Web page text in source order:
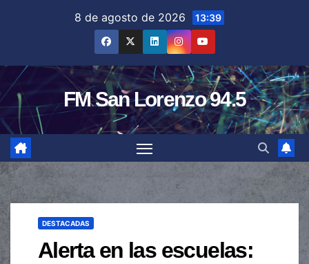
8 de agosto de 2026 13:39
FM San Lorenzo 94.5
DESTACADAS
Alerta en las escuelas: